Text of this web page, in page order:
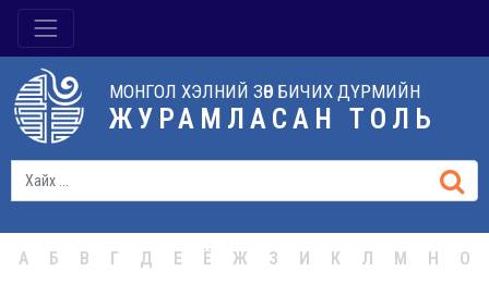
МОНГОЛ ХЭЛНИЙ ЗӨВ БИЧИХ ДҮРМИЙН
ЖУРАМЛАСАН ТОЛЬ
А Б В Г Д Е Ё Ж З И К Л М Н О